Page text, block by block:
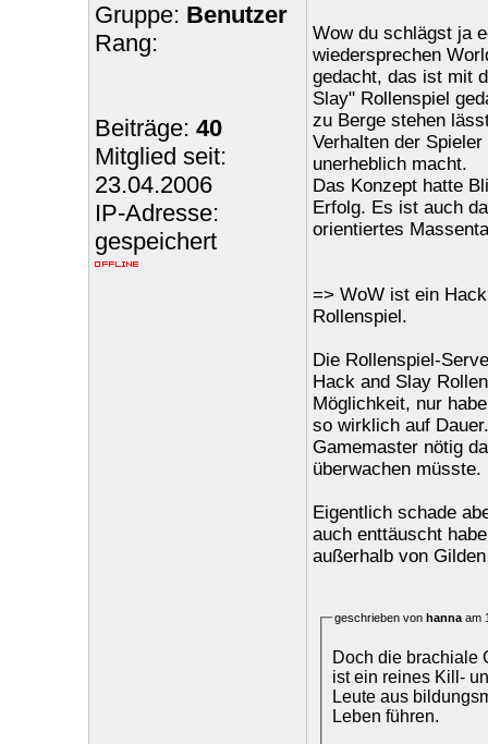
Gruppe: Benutzer
Rang:
Beiträge: 40
Mitglied seit:
23.04.2006
IP-Adresse:
gespeichert
Wow du schlägst ja
wiedersprechen
gedacht, das ist mit
Slay" Rollenspiel
zu Berge stehen
Verhalten der
unerheblich macht.
Das Konzept hatte
Erfolg. Es ist auch
orientiertes
=> WoW ist ein
Rollenspiel.
Die Rollenspiel-
Hack and Slay
Möglichkeit, nur
so wirklich auf
Gamemaster nötig
überwachen müsste.
Eigentlich schade
auch enttäuscht
außerhalb von
geschrieben von hannaam
Doch die brachiale
ist ein reines Kill-
Leute aus
Leben führen.